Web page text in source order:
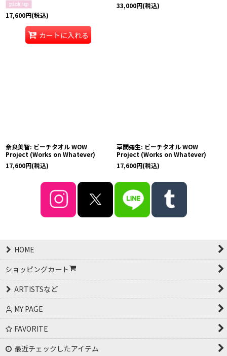
17,600円(税込)
カートに入れる
33,000円(税込)
奈良美智: ビーチタオル WOW
Project (Works on Whatever)
17,600円(税込)
草間彌生: ビーチタオル WOW
Project (Works on Whatever)
17,600円(税込)
HOME
ショッピングカート
ARTISTSなど
MY PAGE
FAVORITE
最近チェックしたアイテム